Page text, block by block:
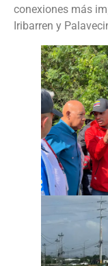
conexiones más
Iribarren y